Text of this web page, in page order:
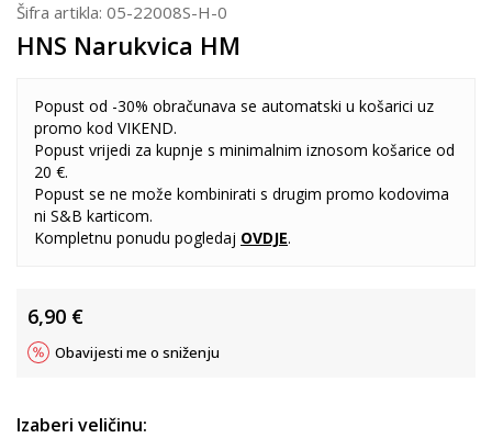
Šifra artikla: 05-22008S-H-0
HNS Narukvica HM
Popust od -30% obračunava se automatski u košarici uz
promo kod VIKEND.
Popust vrijedi za kupnje s minimalnim iznosom košarice od
20 €.
Popust se ne može kombinirati s drugim promo kodovima
ni S&B karticom.
Kompletnu ponudu pogledaj OVDJE.
6,90 €
Obavijesti me o sniženju
Izaberi veličinu: